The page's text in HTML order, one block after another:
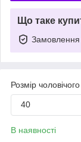
Що таке
Замовлення
Розмір чоловічого
40
В наявності